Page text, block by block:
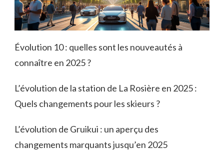
Évolution 10 : quelles sont les nouveautés à
connaître en 2025 ?
L’évolution de la station de La Rosière en 2025 :
Quels changements pour les skieurs ?
L’évolution de Gruikui : un aperçu des
changements marquants jusqu’en 2025